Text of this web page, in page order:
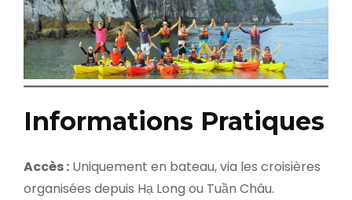
Informations Pratiques
Accès : Uniquement en bateau, via les croisières
organisées depuis Hạ Long ou Tuần Châu.